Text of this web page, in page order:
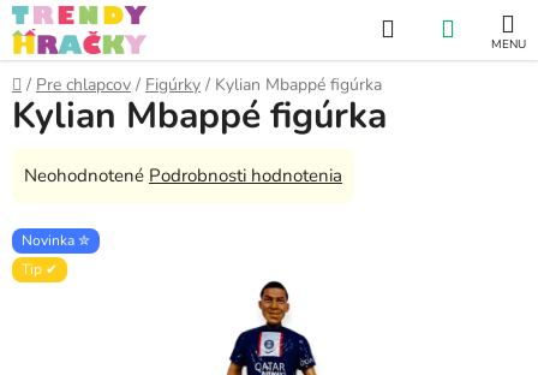
Prejsť
na
obsah
Hľadať
KOŠÍK
Domov
/ Pre chlapcov / Figúrky / Kylian Mbappé figúrka
Kylian Mbappé figúrka
Priemerné
produktu
je
Neohodnotené Podrobnosti hodnotenia
Novinka ✮
Tip ✔